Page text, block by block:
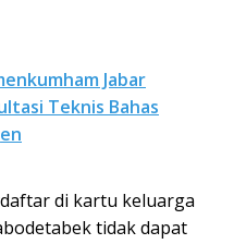
Jabar
Teknis Bahas
di kartu keluarga
tidak dapat